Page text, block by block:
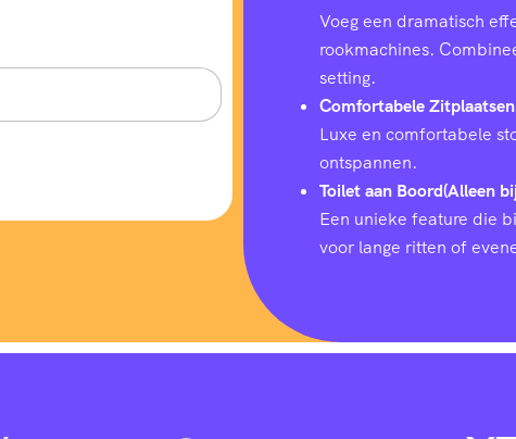
Voeg een dramatisch
rookmachines.
setting.
Comfortabele Zitplaatsen
Luxe en comfortabele
ontspannen.
Toilet aan Boord(Alleen
Een unieke feature die
voor lange ritten of